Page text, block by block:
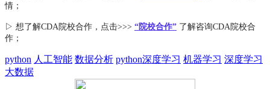
情；
▷ 想了解CDA院校合作 ，点击>>> “院校合作” 了解咨询CDA院校合
作；
python 人工智能 数据分析 python深度学习 机器学习 深度学习
大数据